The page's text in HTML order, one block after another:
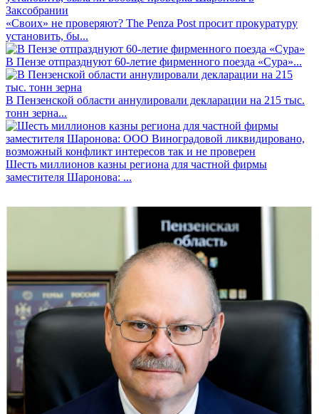
«Своих» не проверяют? The Penza Post просит прокуратуру
установить, бы...
В Пензе отпразднуют 60-летие фирменного поезда «Сура»...
В Пензенской области аннулировали декларации на 215 тыс.
тонн зерна...
Шесть миллионов казны региона для частной фирмы
заместителя Шаронова: ...